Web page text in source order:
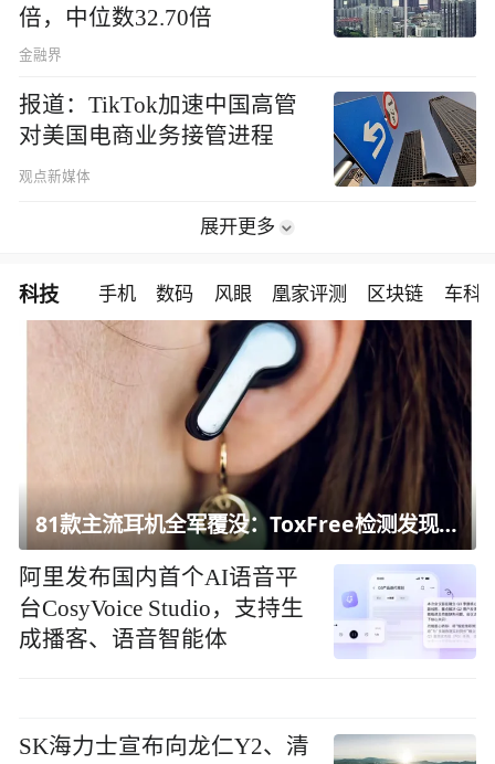
倍，中位数32.70倍
金融界
报道：TikTok加速中国高管
对美国电商业务接管进程
观点新媒体
展开更多
科技 手机 数码 风眼 凰家评测 区块链 车科
81款主流耳机全军覆没：ToxFree检测发现均含对人体有害化学物质
阿里发布国内首个AI语音平
台CosyVoice Studio，支持生
成播客、语音智能体
SK海力士宣布向龙仁Y2、清